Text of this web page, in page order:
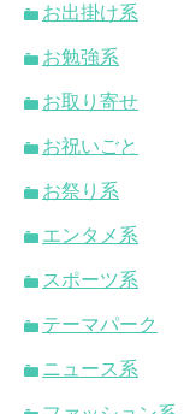
お出掛け系
お勉強系
お取り寄せ
お祝いごと
お祭り系
エンタメ系
スポーツ系
テーマパーク
ニュース系